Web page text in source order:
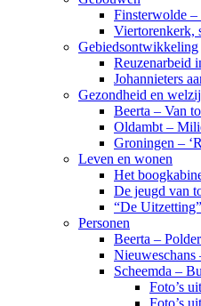
Finsterwolde –
Viertorenkerk,
Gebiedsontwikkeling
Reuzenarbeid
Johannieters
Gezondheid en
Beerta – Van
Oldambt –
Groningen –
Leven en wonen
Het
De jeugd van
“De
Personen
Beerta –
Scheemda –
Foto’s
Foto’s